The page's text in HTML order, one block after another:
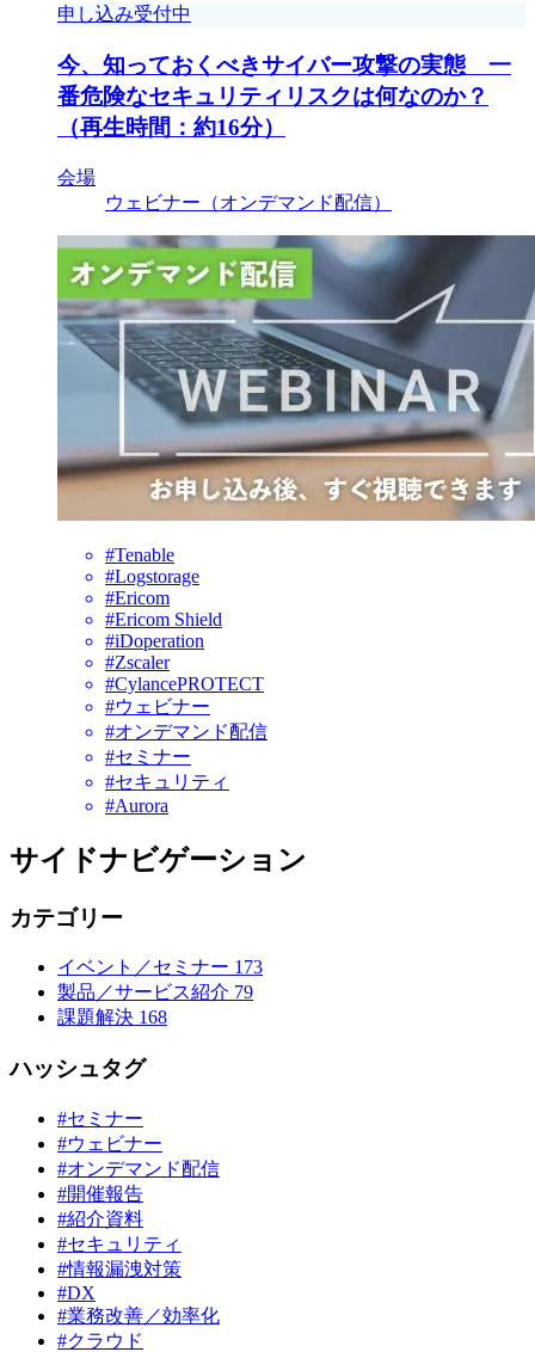
申し込み受付中
今、知っておくべきサイバー攻撃の実態 一
番危険なセキュリティリスクは何なのか？
（再生時間：約16分）
会場
ウェビナー（オンデマンド配信）
#Tenable
#Logstorage
#Ericom
#Ericom Shield
#iDoperation
#Zscaler
#CylancePROTECT
#ウェビナー
#オンデマンド配信
#セミナー
#セキュリティ
#Aurora
サイドナビゲーション
カテゴリー
イベント／セミナー 173
製品／サービス紹介 79
課題解決 168
ハッシュタグ
#セミナー
#ウェビナー
#オンデマンド配信
#開催報告
#紹介資料
#セキュリティ
#情報漏洩対策
#DX
#業務改善／効率化
#クラウド